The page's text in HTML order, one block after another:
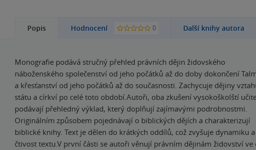
Popis Hodnocení 0 Další knihy autora
Monografie podává stručný přehled právních dějin židovského
náboženského společenství od jeho počátků až do doby dokončení
a křesťanství od jeho počátků až do současnosti. Zachycuje dějiny
státu a církví po celé toto období.Autoři, oba zkušení vysokoškolští
podávají přehledný výklad, který doplňují zajímavými podrobnostmi.
Originálním způsobem pojednávají o biblických dějích a charakterizují
biblické knihy. Text je dělen do krátkých oddílů, což zvyšuje dynamiku a
čtivost textu.V první části se autoři věnují právním dějinám židovství ve